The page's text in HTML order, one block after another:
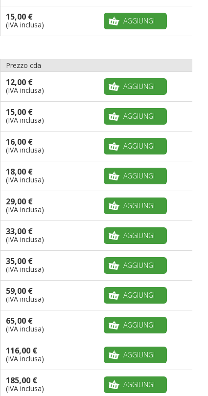
15,00 €
(IVA inclusa) AGGIUNGI
Prezzo cda
12,00 €
(IVA inclusa) AGGIUNGI
15,00 €
(IVA inclusa) AGGIUNGI
16,00 €
(IVA inclusa) AGGIUNGI
18,00 €
(IVA inclusa) AGGIUNGI
29,00 €
(IVA inclusa) AGGIUNGI
33,00 €
(IVA inclusa) AGGIUNGI
35,00 €
(IVA inclusa) AGGIUNGI
59,00 €
(IVA inclusa) AGGIUNGI
65,00 €
(IVA inclusa) AGGIUNGI
116,00 €
(IVA inclusa) AGGIUNGI
185,00 €
(IVA inclusa) AGGIUNGI